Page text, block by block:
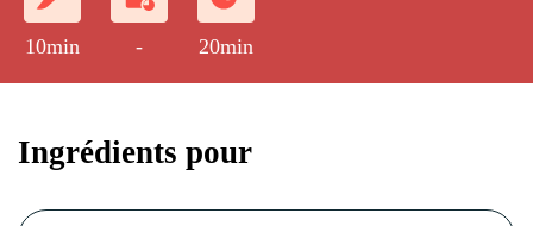
10min - 20min
Ingrédients pour